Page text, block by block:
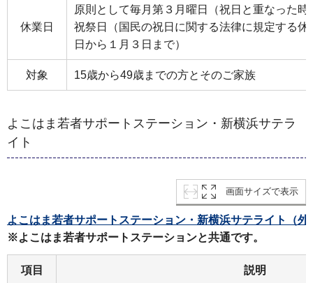
休業日
原則として毎月第３月曜日（祝日と重なった
祝祭日（国民の祝日に関する法律に規定する
日から１月３日まで）
対象 15歳から49歳までの方とそのご家族
よこはま若者サポートステーション・新横浜サテラ
イト
画面サイズで表示
よこはま若者サポートステーション・新横浜サテライト（外
※よこはま若者サポートステーションと共通です。
項目 説明